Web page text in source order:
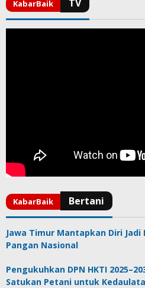
Jawa Timur Mantapkan Diri
Pangan Nasional
Pengukuhkan DPN HKTI
Satukan Petani untuk